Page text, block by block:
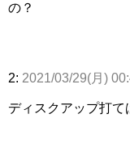
の？
2: 2021/03/29(月)
ディスクアップ打